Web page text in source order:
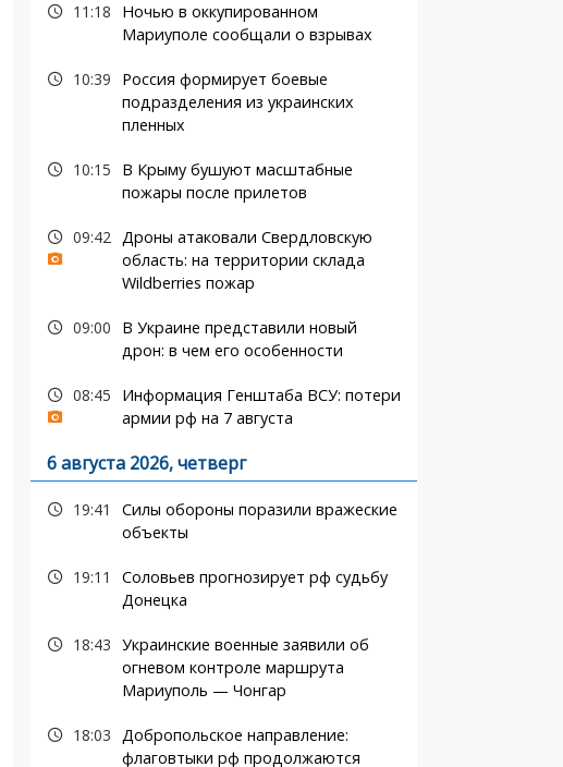
11:18
Ночью в оккупированном
Мариуполе сообщали о взрывах
10:39
Россия формирует боевые
подразделения из украинских
пленных
10:15
В Крыму бушуют масштабные
пожары после прилетов
09:42 Дроны атаковали Свердловскую
область: на территории склада
Wildberries пожар
09:00
В Украине представили новый
дрон: в чем его особенности
08:45
Информация Генштаба ВСУ: потери
армии рф на 7 августа
6 августа 2026, четверг
19:41
Силы обороны поразили вражеские
объекты
19:11
Соловьев прогнозирует рф судьбу
Донецка
18:43 Украинские военные заявили об
огневом контроле маршрута
Мариуполь — Чонгар
18:03 Добропольское направление:
флаговтыки рф продолжаются